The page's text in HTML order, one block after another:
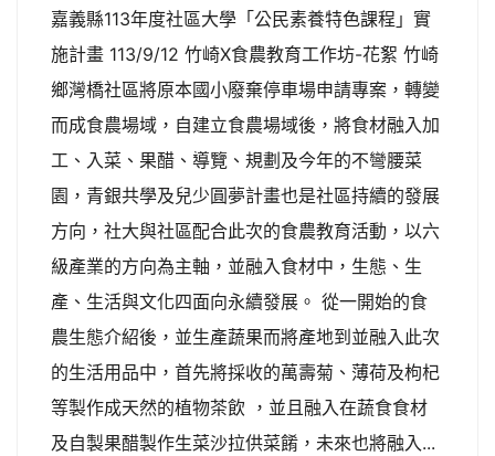
嘉義縣113年度社區大學「公民素養特色課程」實
施計畫 113/9/12 竹崎X食農教育工作坊-花絮 竹崎
鄉灣橋社區將原本國小廢棄停車場申請專案，轉變
而成食農場域，自建立食農場域後，將食材融入加
工、入菜、果醋、導覽、規劃及今年的不彎腰菜
園，青銀共學及兒少圓夢計畫也是社區持續的發展
方向，社大與社區配合此次的食農教育活動，以六
級產業的方向為主軸，並融入食材中，生態、生
產、生活與文化四面向永續發展。 從一開始的食
農生態介紹後，並生產蔬果而將產地到並融入此次
的生活用品中，首先將採收的萬壽菊、薄荷及枸杞
等製作成天然的植物茶飲 ，並且融入在蔬食食材
及自製果醋製作生菜沙拉供菜餚，未來也將融入...